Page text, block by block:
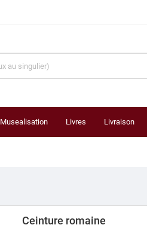
Musealisation Livres Livraison
Ceinture romaine